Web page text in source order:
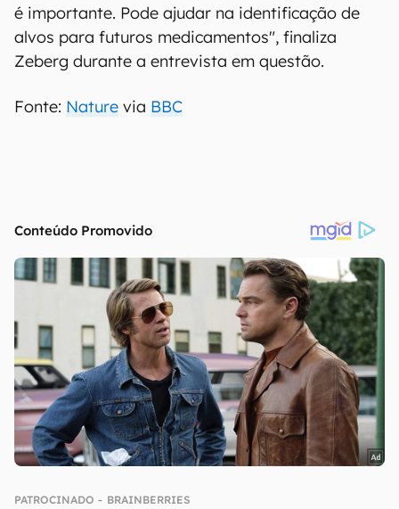
é importante. Pode ajudar na identificação de
alvos para futuros medicamentos", finaliza
Zeberg durante a entrevista em questão.
Fonte: Nature via BBC